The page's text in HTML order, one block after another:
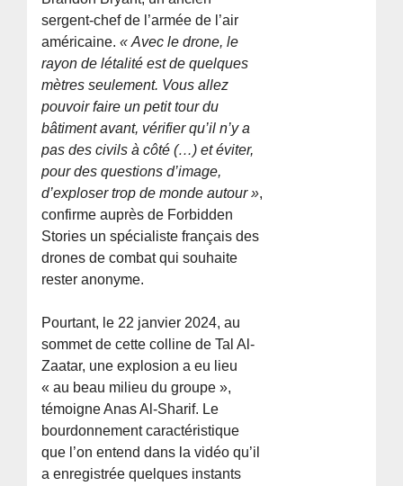
sergent-chef de l’armée de l’air
américaine.« Avec le drone, le
rayon de létalité est de quelques
mètres seulement. Vous allez
pouvoir faire un petit tour du
bâtiment avant, vérifier qu’il n’y a
pas des civils à côté (…) et éviter,
pour des questions d’image,
d’exploser trop de monde autour »,
confirme auprès de Forbidden
Stories un spécialiste français des
drones de combat qui souhaite
rester anonyme.
Pourtant, le 22 janvier 2024, au
sommet de cette colline de Tal Al-
Zaatar, une explosion a eu lieu
« au beau milieu du groupe »,
témoigne Anas Al-Sharif. Le
bourdonnement caractéristique
que l’on entend dans la vidéo qu’il
a enregistrée quelques instants